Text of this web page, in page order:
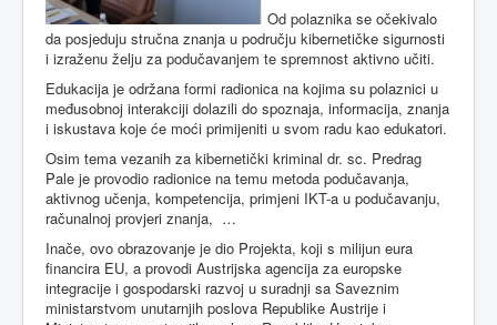
Od polaznika se očekivalo
da posjeduju stručna znanja u području kibernetičke sigurnosti
i izraženu želju za podučavanjem te spremnost aktivno učiti.
Edukacija je održana formi radionica na kojima su polaznici u
međusobnoj interakciji dolazili do spoznaja, informacija, znanja
i iskustava koje će moći primijeniti u svom radu kao edukatori.
Osim tema vezanih za kibernetički kriminal dr. sc. Predrag
Pale je provodio radionice na temu metoda podučavanja,
aktivnog učenja, kompetencija, primjeni IKT-a u podučavanju,
računalnoj provjeri znanja, …
Inače, ovo obrazovanje je dio Projekta, koji s milijun eura
financira EU, a provodi Austrijska agencija za europske
integracije i gospodarski razvoj u suradnji sa Saveznim
ministarstvom unutarnjih poslova Republike Austrije i